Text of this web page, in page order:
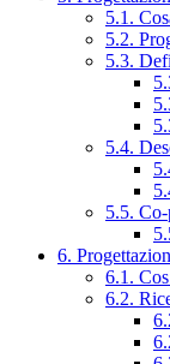
5.1.
5.2.
5.3.
5.4.
5.5.
6.
6.1.
6.2.